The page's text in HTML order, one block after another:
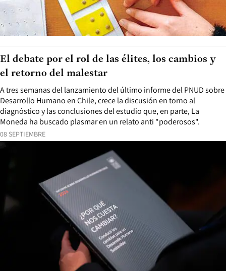
08 SEPTIEMBRE
A tres semanas del lanzamiento del último informe del PNUD sobre
Desarrollo Humano en Chile, crece la discusión en torno al
diagnóstico y las conclusiones del estudio que, en parte, La
Moneda ha buscado plasmar en un relato anti "poderosos".
El debate por el rol de las élites, los cambios y
el retorno del malestar